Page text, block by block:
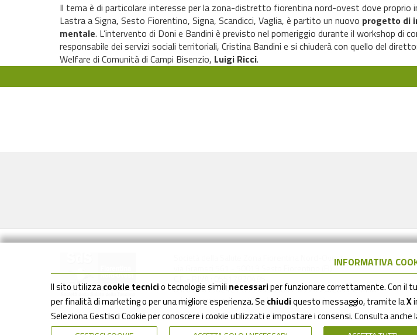
Il tema è di particolare interesse per la zona-distretto fiorentina nord-ovest dove proprio
Lastra a Signa, Sesto Fiorentino, Signa, Scandicci, Vaglia, è partito un nuovo progetto di
mentale. L’intervento di Doni e Bandini è previsto nel pomeriggio durante il workshop di
responsabile dei servizi sociali territoriali, Cristina Bandini e si chiuderà con quello del
Welfare di Comunità di Campi Bisenzio, Luigi Ricci.
Società della Salute Zona Fiorentina Nord-Ovest
tel: 055 6930242 / 055 6930484 / 055 6930205 / e-mail:
sds.firenzenordovest@uslcentro.toscana.it
INFORMATIVA
Il sito utilizzacookie tecnicio tecnologie simili necessariper funzionare correttamente. Con il
per finalità di marketing o per una migliore esperienza. Se chiudiquesto messaggio, tramite laX
Seleziona Gestisci Cookie per conoscere i cookie utilizzati e impostare i consensi. Consulta anche